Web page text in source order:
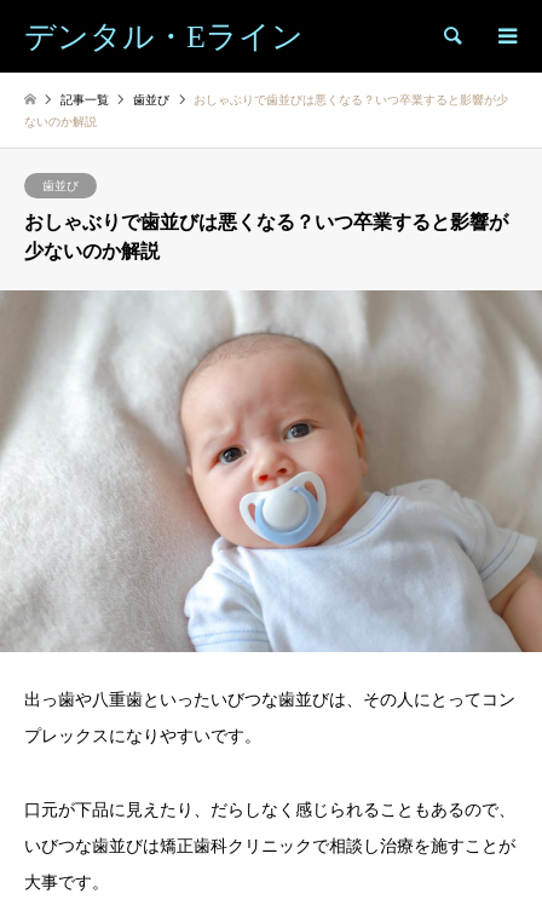
デンタル・Eライン 検索
記事一覧 歯並び
おしゃぶりで歯並びは悪くなる？いつ卒業すると影響が少
ないのか解説
歯並び
おしゃぶりで歯並びは悪くなる？いつ卒業すると影響が
少ないのか解説
出っ歯や八重歯といったいびつな歯並びは、その人にとってコン
プレックスになりやすいです。
口元が下品に見えたり、だらしなく感じられることもあるので、
いびつな歯並びは矯正歯科クリニックで相談し治療を施すことが
大事です。